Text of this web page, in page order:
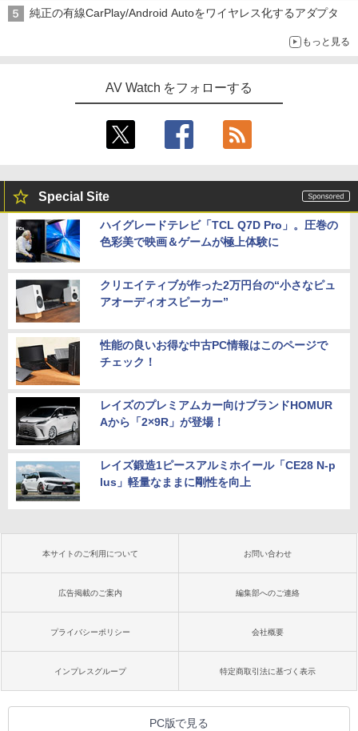
純正の有線CarPlay/Android Autoをワイヤレス化するアダプタ
もっと見る
AV Watch をフォローする
Special Site
ハイグレードテレビ「TCL Q7D Pro」。圧巻の
色彩美で映画＆ゲームが極上体験に
クリエイティブが作った2万円台の“小さなピュ
アオーディオスピーカー”
性能の良いお得な中古PC情報はこのページで
チェック！
レイズのプレミアムカー向けブランドHOMUR
Aから「2×9R」が登場！
レイズ鍛造1ピースアルミホイール「CE28 N-p
lus」軽量なままに剛性を向上
本サイトのご利用について お問い合わせ
広告掲載のご案内 編集部へのご連絡
プライバシーポリシー 会社概要
インプレスグループ 特定商取引法に基づく表示
PC版で見る